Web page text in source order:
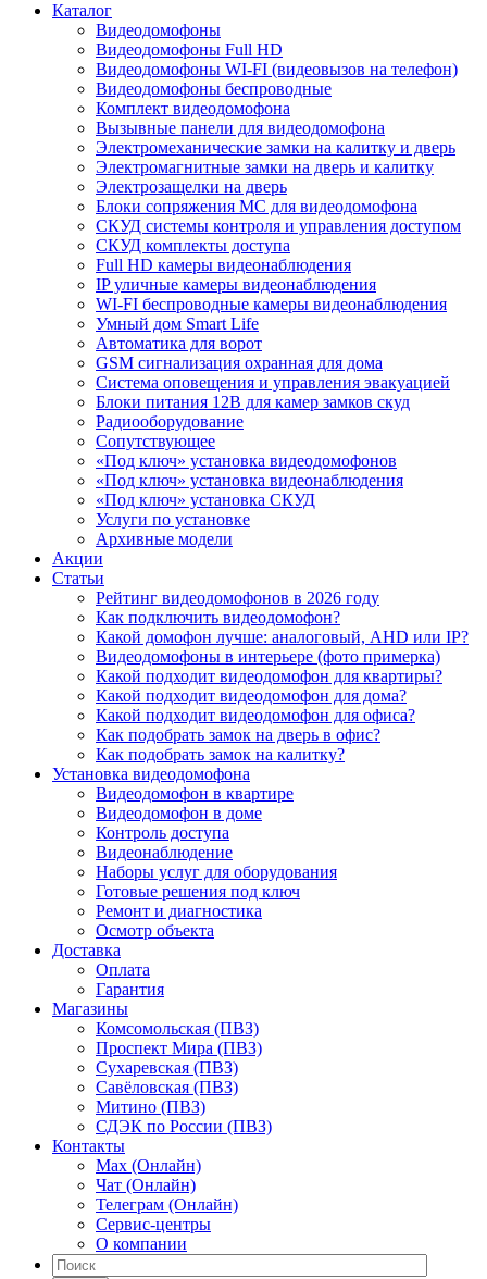
Каталог
Видеодомофоны
Видеодомофоны Full HD
Видеодомофоны WI-FI (видеовызов на телефон)
Видеодомофоны беспроводные
Комплект видеодомофона
Вызывные панели для видеодомофона
Электромеханические замки на калитку и дверь
Электромагнитные замки на дверь и калитку
Электрозащелки на дверь
Блоки сопряжения МС для видеодомофона
СКУД системы контроля и управления доступом
СКУД комплекты доступа
Full HD камеры видеонаблюдения
IP уличные камеры видеонаблюдения
WI-FI беспроводные камеры видеонаблюдения
Умный дом Smart Life
Автоматика для ворот
GSM сигнализация охранная для дома
Cистема оповещения и управления эвакуацией
Блоки питания 12В для камер замков скуд
Радиооборудование
Сопутствующее
«Под ключ» установка видеодомофонов
«Под ключ» установка видеонаблюдения
«Под ключ» установка СКУД
Услуги по установке
Архивные модели
Акции
Статьи
Рейтинг видеодомофонов в 2026 году
Как подключить видеодомофон?
Какой домофон лучше: аналоговый, AHD или IP?
Видеодомофоны в интерьере (фото примерка)
Какой подходит видеодомофон для квартиры?
Какой подходит видеодомофон для дома?
Какой подходит видеодомофон для офиса?
Как подобрать замок на дверь в офис?
Как подобрать замок на калитку?
Установка видеодомофона
Видеодомофон в квартире
Видеодомофон в доме
Контроль доступа
Видеонаблюдение
Наборы услуг для оборудования
Готовые решения под ключ
Ремонт и диагностика
Осмотр объекта
Доставка
Оплата
Гарантия
Магазины
Комсомольская (ПВЗ)
Проспект Мира (ПВЗ)
Сухаревская (ПВЗ)
Савёловская (ПВЗ)
Митино (ПВЗ)
СДЭК по России (ПВЗ)
Контакты
Max (Онлайн)
Чат (Онлайн)
Телеграм (Онлайн)
Сервис-центры
О компании